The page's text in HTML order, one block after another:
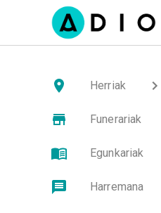
Herriak
Funerariak
Egunkariak
Harremana